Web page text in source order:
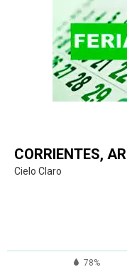
CORRIENTES, AR
Cielo Claro
78%